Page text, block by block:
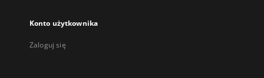
Konto użytkownika
Zaloguj się